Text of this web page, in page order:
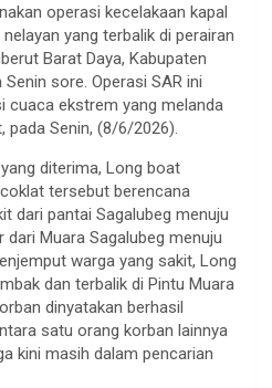
operasi kecelakaan kapal
yang terbalik di perairan
Barat Daya, Kabupaten
sore. Operasi SAR ini
cuaca ekstrem yang melanda
Senin, (8/6/2026).
diterima, Long boat
tersebut berencana
dari pantai Sagalubeg menuju
dari Muara Sagalubeg menuju
warga yang sakit, Long
dan terbalik di Pintu Muara
dinyatakan berhasil
satu orang korban lainnya
kini masih dalam pencarian